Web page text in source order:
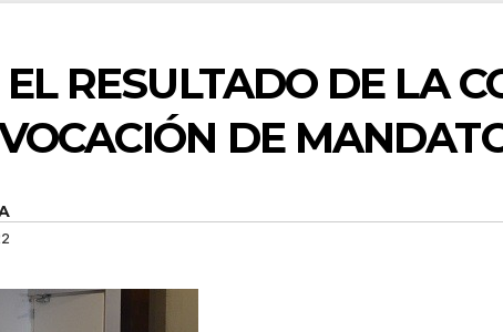
RESULTADO DE LA
DE